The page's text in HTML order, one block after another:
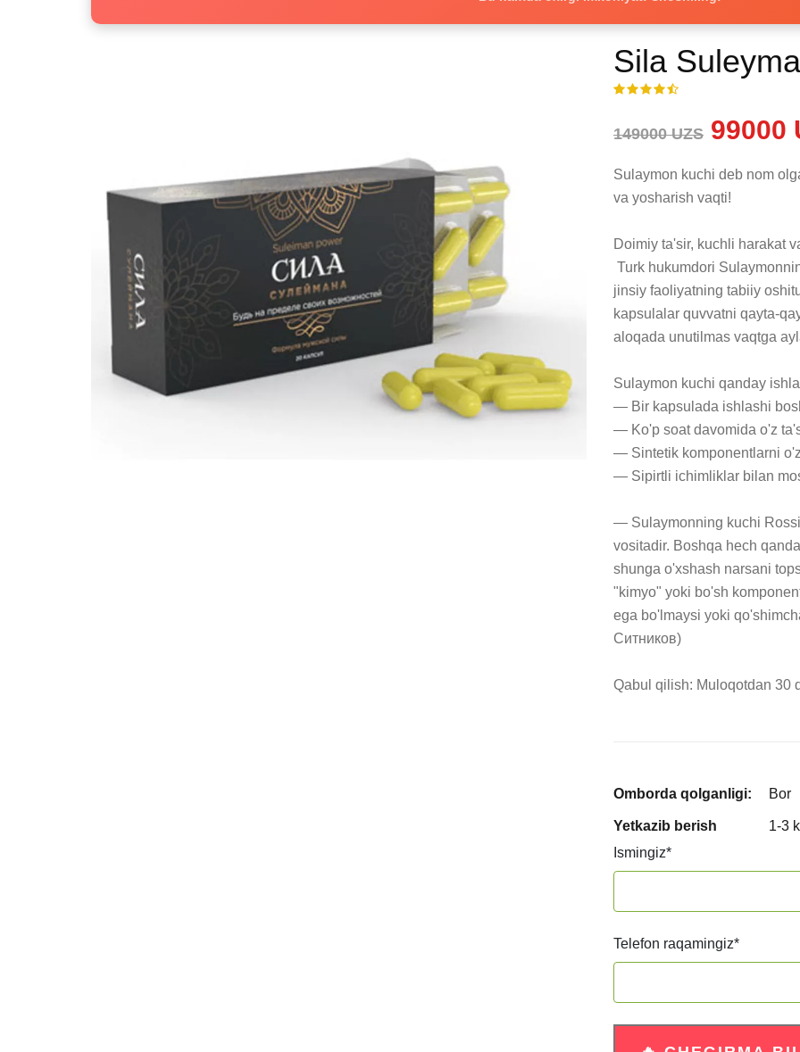
Sila
149000 UZS 99000
Sulaymon kuchi deb nom
va yosharish vaqti!
Doimiy ta'sir, kuchli harakat
jinsiy faoliyatning tabiiy
kapsulalar quvvatni qayta-
aloqada unutilmas vaqtga
Sulaymon kuchi qanday
— Bir kapsulada ishlashi
— Ko'p soat davomida o'z
— Sintetik komponentlarni
— Sipirtli ichimliklar bilan
— Sulaymonning kuchi
vositadir. Boshqa hech
shunga o'xshash narsani
"kimyo" yoki bo'sh
ega bo'lmaysi yoki
Ситников)
Qabul qilish: Muloqotdan 30
Omborda qolganligi: Bor
Yetkazib berish
1-3
Ismingiz*
Telefon raqamingiz*